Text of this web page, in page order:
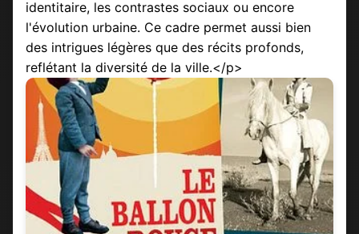
identitaire, les contrastes sociaux ou encore
l'évolution urbaine. Ce cadre permet aussi bien
des intrigues légères que des récits profonds,
reflétant la diversité de la ville.</p>